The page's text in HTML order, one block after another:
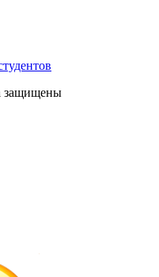
защищены